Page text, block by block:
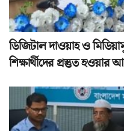
ডিজিটাল দাওয়াহ ও
শিক্ষার্থীদের প্রস্তুত হওয়ার